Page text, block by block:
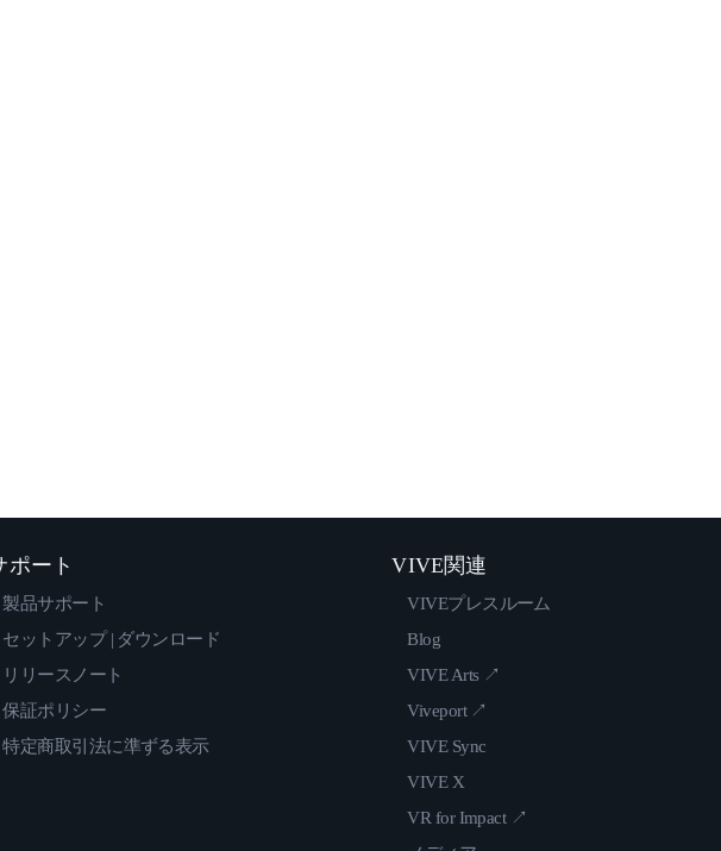
ポート
製品サポート
セットアップ | ダウンロード
リリースノート
保証ポリシー
特定商取引法に準ずる表示
VIVE関連
VIVEプレスルーム
Blog
VIVE Arts ↗
Viveport ↗
VIVE Sync
VIVE X
VR for Impact ↗